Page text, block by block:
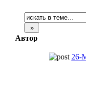
Автор
26-